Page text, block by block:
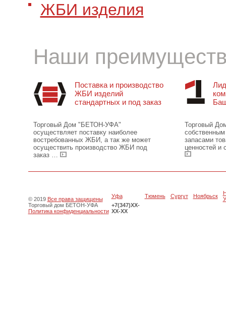
ЖБИ изделия
Наши
Поставка и производство
ЖБИ изделий
стандартных и под заказ
Торговый Дом "БЕТОН-УФА"
осуществляет поставку наиболее
востребованных ЖБИ, а так же может
осуществить производство ЖБИ под
заказ …
Торговый
запасами
ценностей и
© 2019 Все права защищены
Торговый дом БЕТОН-УФА
Политика конфиденциальности
Уфа Тюмень Сургут Ноябрьск
+7(347)XX-
XX-XX